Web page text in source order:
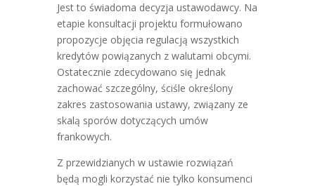
Jest to świadoma decyzja ustawodawcy. Na
etapie konsultacji projektu formułowano
propozycje objęcia regulacją wszystkich
kredytów powiązanych z walutami obcymi.
Ostatecznie zdecydowano się jednak
zachować szczególny, ściśle określony
zakres zastosowania ustawy, związany ze
skalą sporów dotyczących umów
frankowych.
Z przewidzianych w ustawie rozwiązań
będą mogli korzystać nie tylko konsumenci